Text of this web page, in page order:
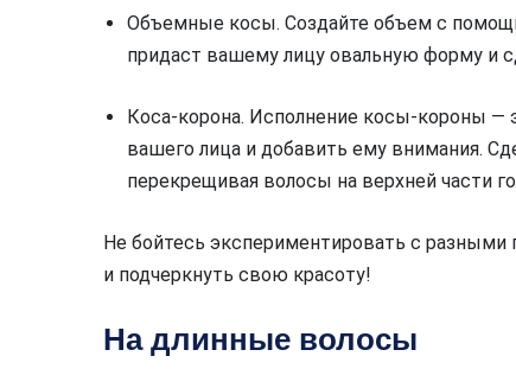
Объемные косы. Создайте объем с
придаст вашему лицу овальную форму и
Коса-корона. Исполнение косы-короны —
вашего лица и добавить ему внимания.
перекрещивая волосы на верхней части
Не бойтесь экспериментировать с разными
и подчеркнуть свою красоту!
На длинные волосы